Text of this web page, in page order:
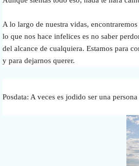
A lo largo de nuestra vidas,
lo que nos hace infelices es no saber
del alcance de cualquiera. Estamos para
y para dejarnos querer.
Posdata: A veces es jodido ser una